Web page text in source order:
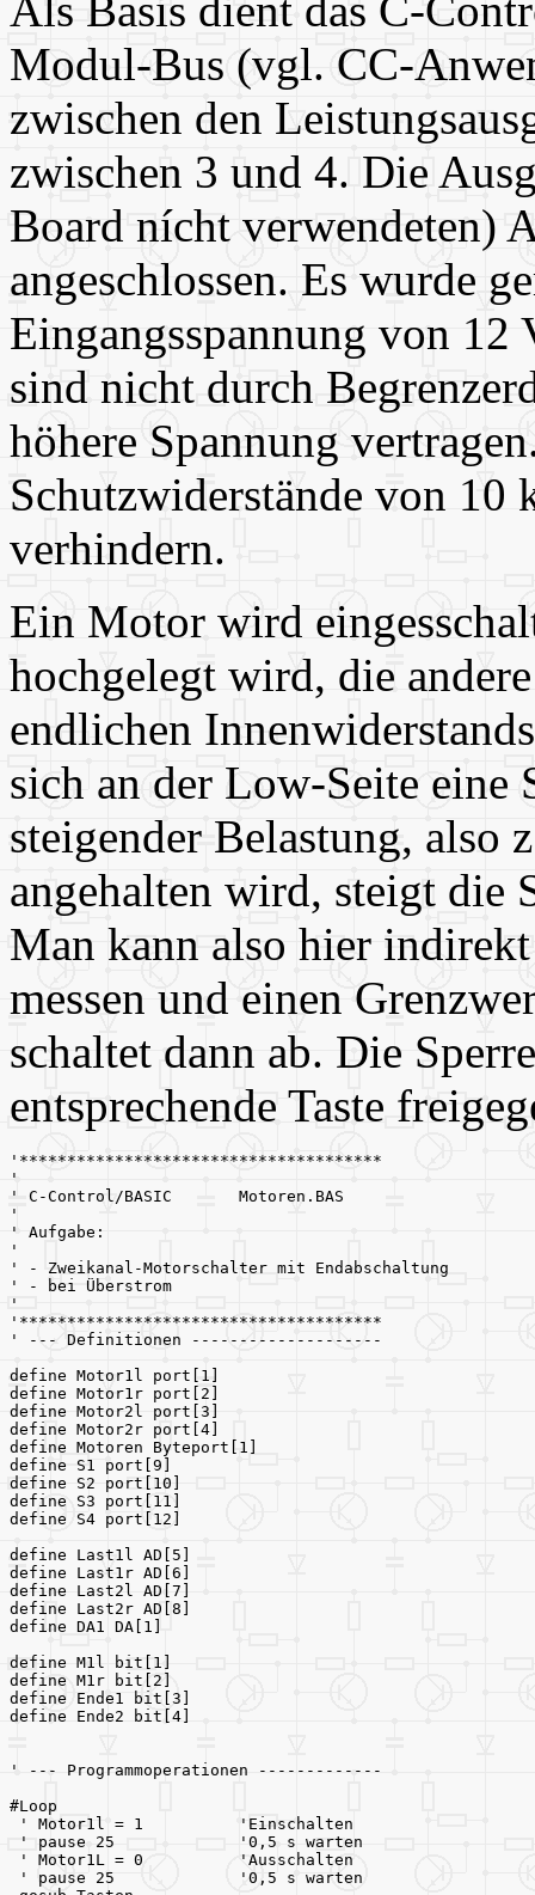
Modul-Bus (vgl. CC-
zwischen den
zwischen 3 und 4. Die
Board nícht verwendeten)
angeschlossen. Es wurde
Eingangsspannung von
sind nicht durch
höhere Spannung
Schutzwiderstände von 10
verhindern.
Ein Motor wird
hochgelegt wird, die
endlichen
sich an der Low-Seite eine
steigender Belastung, also
angehalten wird, steigt die
Man kann also hier
messen und einen
schaltet dann ab. Die
entsprechende Taste
'**************************************
'
' C-Control/BASIC       Motoren.BAS
'
' Aufgabe:
'
' - Zweikanal-Motorschalter mit Endabschaltung
' - bei Überstrom
'
'**************************************
' --- Definitionen --------------------
define Motor1l port[1]
define Motor1r port[2]
define Motor2l port[3]
define Motor2r port[4]
define Motoren Byteport[1]
define S1 port[9]
define S2 port[10]
define S3 port[11]
define S4 port[12]
define Last1l AD[5]
define Last1r AD[6]
define Last2l AD[7]
define Last2r AD[8]
define DA1 DA[1]
define M1l bit[1]
define M1r bit[2]
define Ende1 bit[3]
define Ende2 bit[4]
' --- Programmoperationen -------------
#Loop
' Motor1l = 1          'Einschalten
' pause 25             '0,5 s warten
' Motor1L = 0          'Ausschalten
' pause 25             '0,5 s warten